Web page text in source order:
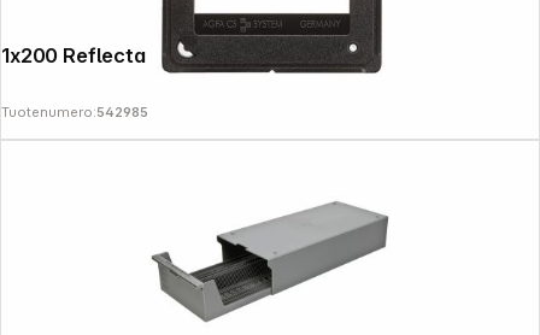
1x200 Reflecta CS 2 24x36
Tuotenumero:542985